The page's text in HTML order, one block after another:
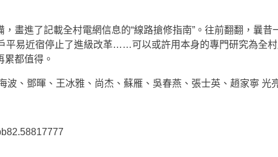
畫進了記載全村電網信息的“線路搶修指南”。往前翻翻，曩
平易近宿停止了進級改革……可以或許用本身的專門研究為全
累都值得。
波、鄧暉、王冰雅、尚杰、蘇雁、吳春燕、張士英、趙家寧 光